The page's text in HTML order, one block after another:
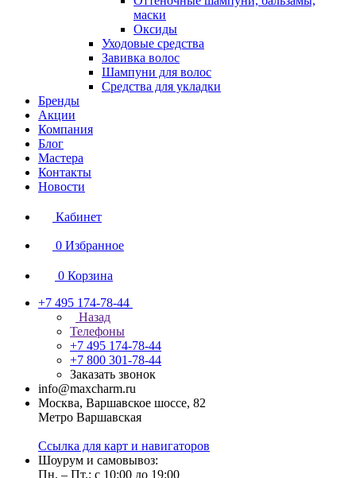
маски
Оксиды
Уходовые средства
Завивка волос
Шампуни для волос
Средства для укладки
Бренды
Акции
Компания
Блог
Мастера
Контакты
Новости
Кабинет
0 Избранное
0 Корзина
+7 495 174-78-44
Назад
Телефоны
+7 495 174-78-44
+7 800 301-78-44
Заказать звонок
info@maxcharm.ru
Москва, Варшавское шоссе, 82
Метро Варшавская
Ссылка для карт и навигаторов
Шоурум и самовывоз:
Пн. – Пт.: с 10:00 до 19:00